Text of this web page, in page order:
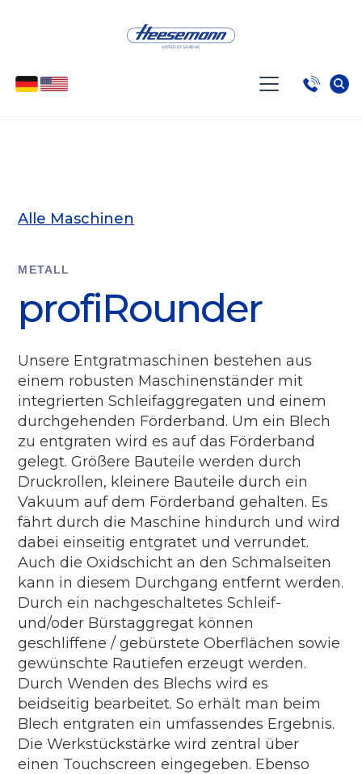
Alle Maschinen
METALL
profiRounder
Unsere Entgratmaschinen bestehen aus
einem robusten Maschinenständer mit
integrierten Schleifaggregaten und einem
durchgehenden Förderband. Um ein Blech
zu entgraten wird es auf das Förderband
gelegt. Größere Bauteile werden durch
Druckrollen, kleinere Bauteile durch ein
Vakuum auf dem Förderband gehalten. Es
fährt durch die Maschine hindurch und wird
dabei einseitig entgratet und verrundet.
Auch die Oxidschicht an den Schmalseiten
kann in diesem Durchgang entfernt werden.
Durch ein nachgeschaltetes Schleif-
und/oder Bürstaggregat können
geschliffene / gebürstete Oberflächen sowie
gewünschte Rautiefen erzeugt werden.
Durch Wenden des Blechs wird es
beidseitig bearbeitet. So erhält man beim
Blech entgraten ein umfassendes Ergebnis.
Die Werkstückstärke wird zentral über
einen Touchscreen eingegeben. Ebenso